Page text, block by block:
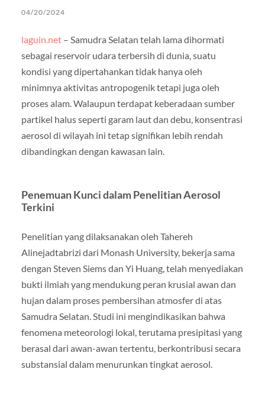
04/20/2024
laguin.net– Samudra Selatan telah lama dihormati
sebagai reservoir udara terbersih di dunia, suatu
kondisi yang dipertahankan tidak hanya oleh
minimnya aktivitas antropogenik tetapi juga oleh
proses alam. Walaupun terdapat keberadaan sumber
partikel halus seperti garam laut dan debu, konsentrasi
aerosol di wilayah ini tetap signifikan lebih rendah
dibandingkan dengan kawasan lain.
Penemuan Kunci dalam Penelitian Aerosol
Terkini
Penelitian yang dilaksanakan oleh Tahereh
Alinejadtabrizi dari Monash University, bekerja sama
dengan Steven Siems dan Yi Huang, telah menyediakan
bukti ilmiah yang mendukung peran krusial awan dan
hujan dalam proses pembersihan atmosfer di atas
Samudra Selatan. Studi ini mengindikasikan bahwa
fenomena meteorologi lokal, terutama presipitasi yang
berasal dari awan-awan tertentu, berkontribusi secara
substansial dalam menurunkan tingkat aerosol.